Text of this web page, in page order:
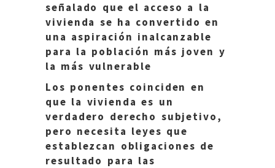
señalado que el acceso a la
vivienda se ha convertido en
una aspiración inalcanzable
para la población más joven y
la más vulnerable
Los ponentes coinciden en
que la vivienda es un
verdadero derecho subjetivo,
pero necesita leyes que
establezcan obligaciones de
resultado para las